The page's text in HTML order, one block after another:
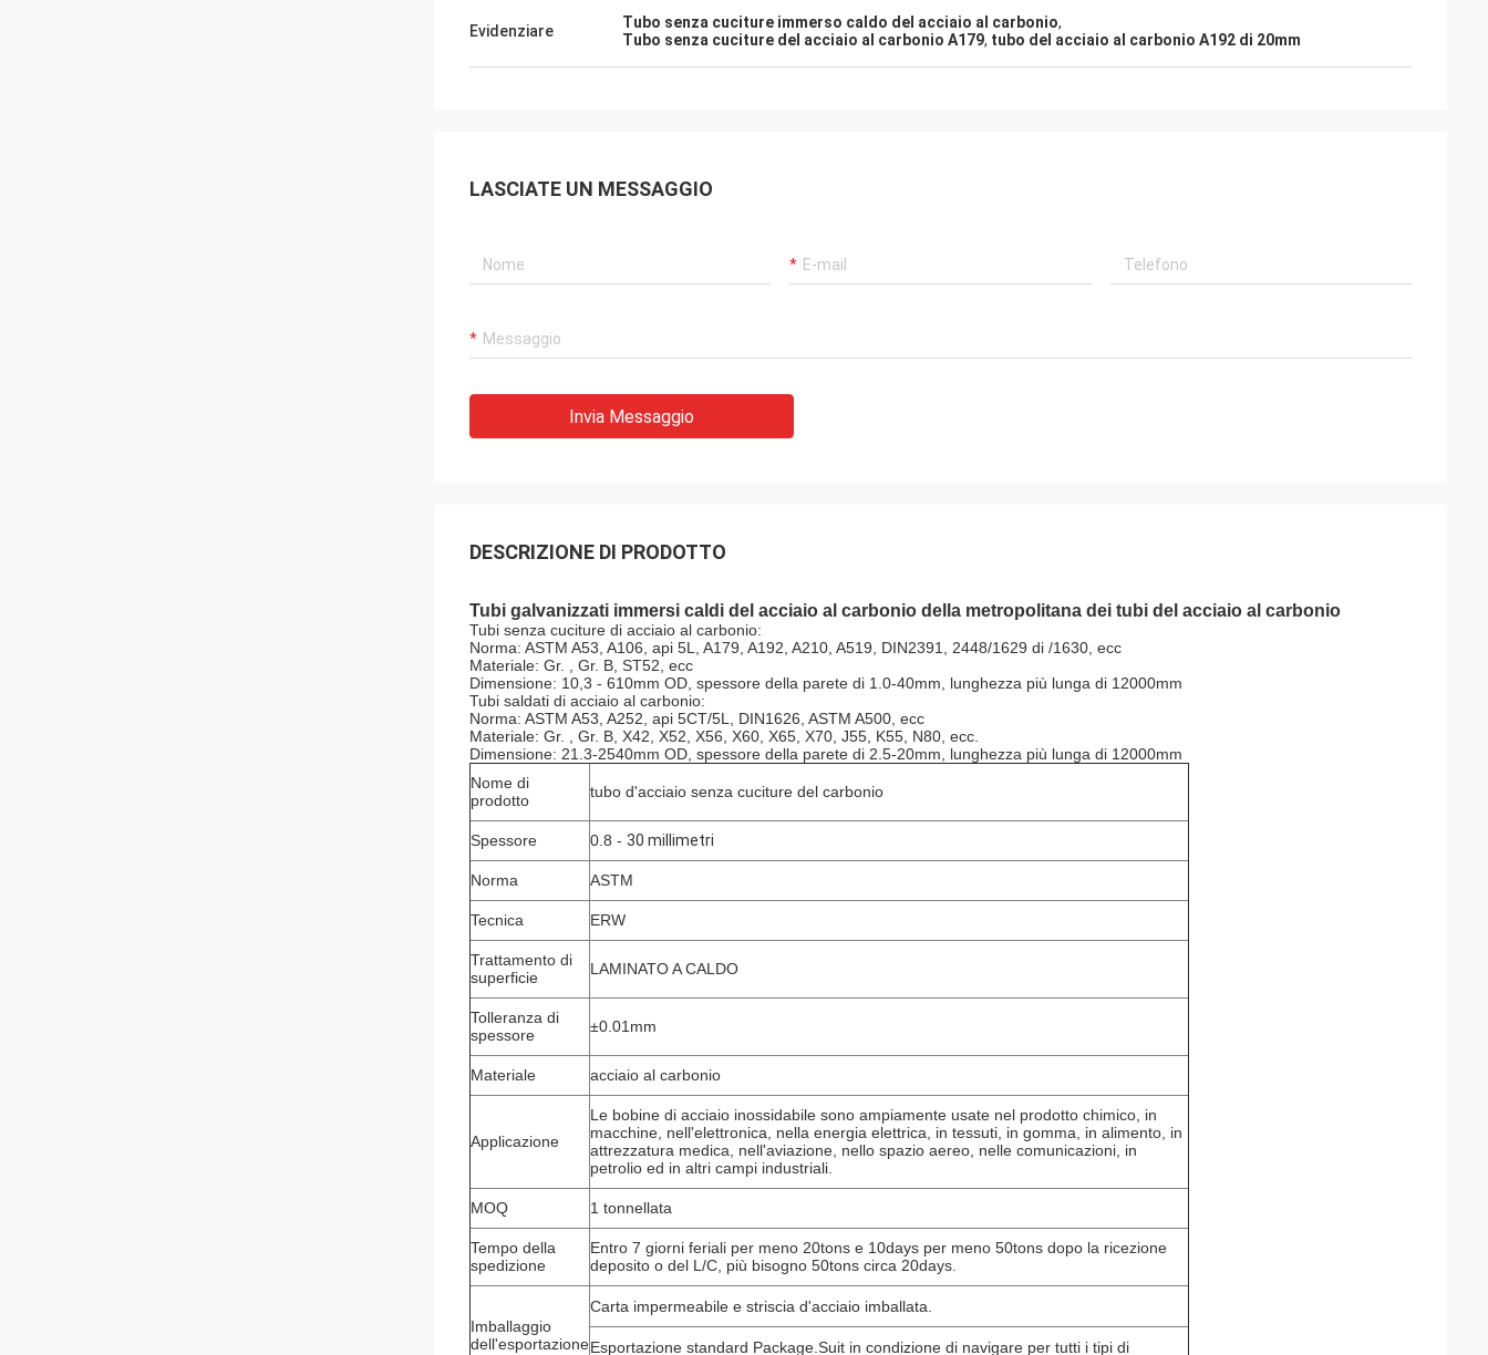
Evidenziare Tubo senza cuciture immerso caldo del acciaio al carbonio,
Tubo senza cuciture del acciaio al carbonio A179, tubo del acciaio al carbonio A192 di 20mm
LASCIATE UN MESSAGGIO
Invia Messaggio
DESCRIZIONE DI PRODOTTO
Tubi galvanizzati immersi caldi del acciaio al carbonio della metropolitana dei tubi del acciaio al carbonio
Tubi senza cuciture di acciaio al carbonio:
Norma: ASTM A53, A106, api 5L, A179, A192, A210, A519, DIN2391, 2448/1629 di /1630, ecc
Materiale: Gr. , Gr. B, ST52, ecc
Dimensione: 10,3 - 610mm OD, spessore della parete di 1.0-40mm, lunghezza più lunga di 12000mm
Tubi saldati di acciaio al carbonio:
Norma: ASTM A53, A252, api 5CT/5L, DIN1626, ASTM A500, ecc
Materiale: Gr. , Gr. B, X42, X52, X56, X60, X65, X70, J55, K55, N80, ecc.
Dimensione: 21.3-2540mm OD, spessore della parete di 2.5-20mm, lunghezza più lunga di 12000mm
Nome di
prodotto
tubo d'acciaio senza cuciture del carbonio
Spessore 0.8 - 30 millimetri
Norma ASTM
Tecnica ERW
Trattamento di
superficie
LAMINATO A CALDO
Tolleranza di
spessore
±0.01mm
Materiale acciaio al carbonio
Applicazione
Le bobine di acciaio inossidabile sono ampiamente usate nel prodotto chimico, in
macchine, nell'elettronica, nella energia elettrica, in tessuti, in gomma, in alimento, in
attrezzatura medica, nell'aviazione, nello spazio aereo, nelle comunicazioni, in
petrolio ed in altri campi industriali.
MOQ 1 tonnellata
Tempo della
spedizione
Entro 7 giorni feriali per meno 20tons e 10days per meno 50tons dopo la ricezione
deposito o del L/C, più bisogno 50tons circa 20days.
Imballaggio
dell'esportazione
Carta impermeabile e striscia d'acciaio imballata.
Esportazione standard Package.Suit in condizione di navigare per tutti i tipi di